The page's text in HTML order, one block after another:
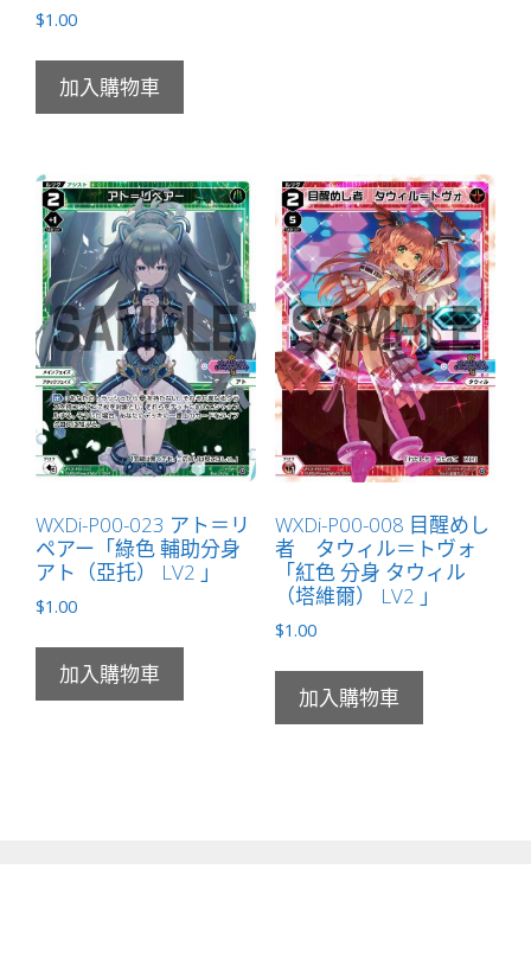
$1.00
加入購物車
WXDi-P00-023 アト＝リ
ペアー「綠色 輔助分身
アト（亞托） LV2 」
$1.00
加入購物車
WXDi-P00-008 目醒めし
者 タウィル＝トヴォ
「紅色 分身 タウィル
（塔維爾） LV2 」
$1.00
加入購物車